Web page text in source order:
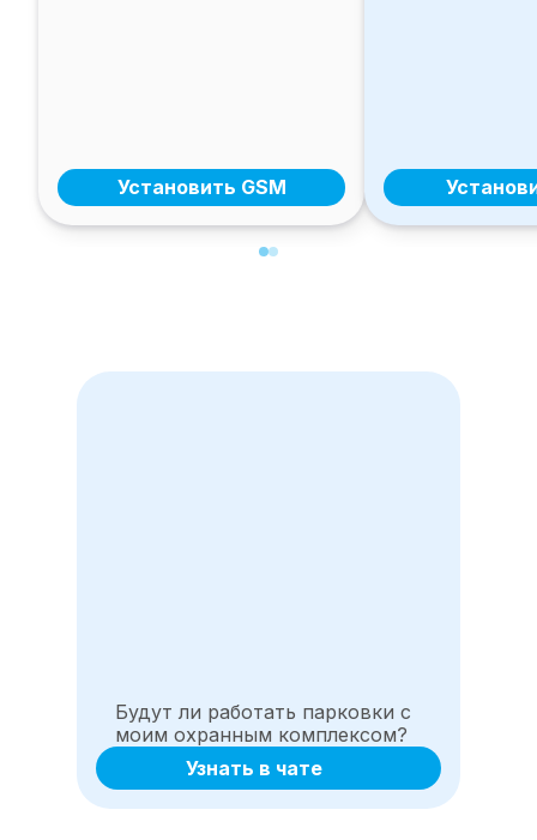
Установить GSM
Будут ли работать парковки с
моим охранным комплексом?
Узнать в чате